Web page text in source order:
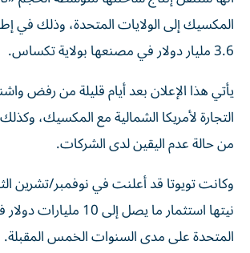
المكسيك إلى الولايات المتحدة، وذلك في
3.6 مليار دولار في مصنعها بولاية تكساس.
يأتي هذا الإعلان بعد أيام قليلة من رفض
التجارة لأمريكا الشمالية مع المكسيك،
من حالة عدم اليقين لدى الشركات.
وكانت تويوتا قد أعلنت في نوفمبر/تشرين
نيتها استثمار ما يصل إلى 10
المتحدة على مدى السنوات الخمس المقبلة.